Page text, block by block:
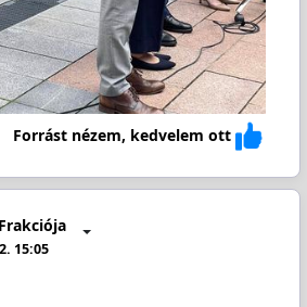
Forrást nézem, kedvelem ott
15:05